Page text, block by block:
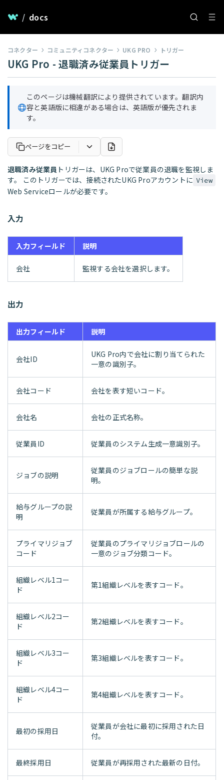
/ docs
コネクター コミュニティコネクター UKG PRO トリガー
UKG Pro - 退職済み従業員トリガー
このページは機械翻訳により提供されています。翻訳内
容と英語版に相違がある場合は、英語版が優先されま
す。
ページをコピー
退職済み従業員 トリガーは、UKG Proで従業員の退職を監視しま
す。 このトリガーでは、接続されたUKG Proアカウントに View
Web Serviceロールが必要です。
入力
入力フィールド 説明
会社 監視する会社を選択します。
出力
出力フィールド 説明
会社ID
UKG Pro内で会社に割り当てられた
一意の識別子。
会社コード 会社を表す短いコード。
会社名 会社の正式名称。
従業員ID 従業員のシステム生成一意識別子。
ジョブの説明
従業員のジョブロールの簡単な説
明。
給与グループの説
明
従業員が所属する給与グループ。
プライマリジョブ
コード
従業員のプライマリジョブロールの
一意のジョブ分類コード。
組織レベル1コー
ド
第1組織レベルを表すコード。
組織レベル2コー
ド
第2組織レベルを表すコード。
組織レベル3コー
ド
第3組織レベルを表すコード。
組織レベル4コー
ド
第4組織レベルを表すコード。
最初の採用日
従業員が会社に最初に採用された日
付。
最終採用日 従業員が再採用された最新の日付。